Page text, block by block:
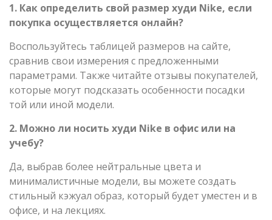
1. Как определить свой размер худи Nike, если
покупка осуществляется онлайн?
Воспользуйтесь таблицей размеров на сайте,
сравнив свои измерения с предложенными
параметрами. Также читайте отзывы покупателей,
которые могут подсказать особенности посадки
той или иной модели.
2. Можно ли носить худи Nike в офис или на
учебу?
Да, выбрав более нейтральные цвета и
минималистичные модели, вы можете создать
стильный кэжуал образ, который будет уместен и в
офисе, и на лекциях.